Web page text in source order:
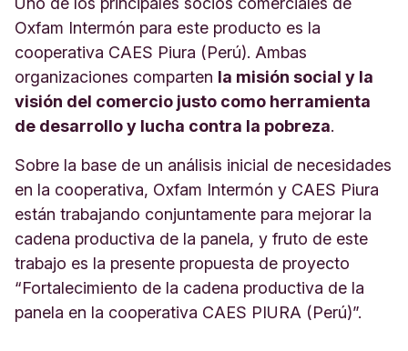
Oxfam Intermón para este producto es la
cooperativa CAES Piura (Perú). Ambas
organizaciones comparten la misión social y la
visión del comercio justo como herramienta
de desarrollo y lucha contra la pobreza.
Sobre la base de un análisis inicial de necesidades
en la cooperativa, Oxfam Intermón y CAES Piura
están trabajando conjuntamente para mejorar la
cadena productiva de la panela, y fruto de este
trabajo es la presente propuesta de proyecto
“Fortalecimiento de la cadena productiva de la
panela en la cooperativa CAES PIURA (Perú)”.